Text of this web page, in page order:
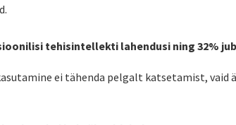
tehisintellekti lahendusi ning 32%
ei tähenda pelgalt katsetamist, vaid